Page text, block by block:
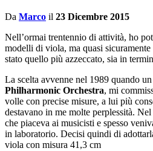
Da Marco il 23 Dicembre 2015
Nell’ormai trentennio di attività, ho
modelli di viola, ma quasi
stato quello più azzeccato, sia in
La scelta avvenne nel 1989 quando un
Philharmonic Orchestra, mi
volle con precise misure, a lui più
destavano in me molte perplessità.
che piaceva ai musicisti e spesso
in laboratorio. Decisi quindi di
viola con misura 41,3 cm